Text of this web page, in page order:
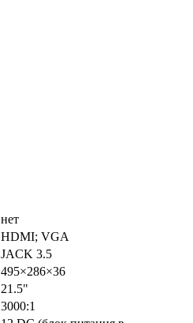
нет
HDMI; VGA
JACK 3.5
495×286×36
21.5"
3000:1